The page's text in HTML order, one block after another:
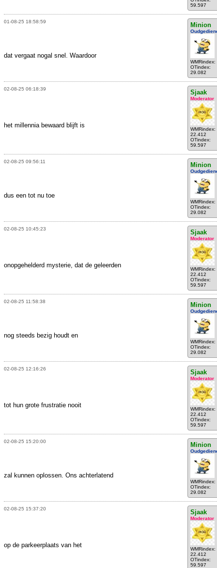
59.597
01-08-25 18:58:59 Minion
WMRindex:
OTindex:
29.082
dat vergaat nogal snel. Waardoor
02-08-25 06:18:39 Sjaak
Moderator
WMRindex:
22.412
OTindex:
59.597
het millennia bewaard blijft is
02-08-25 09:56:11 Minion
WMRindex:
OTindex:
29.082
dus een tot nu toe
02-08-25 10:45:23 Sjaak
Moderator
WMRindex:
22.412
OTindex:
59.597
onopgehelderd mysterie, dat de geleerden
02-08-25 11:58:38 Minion
WMRindex:
OTindex:
29.082
nog steeds bezig houdt en
02-08-25 12:16:26 Sjaak
Moderator
WMRindex:
22.412
OTindex:
59.597
tot hun grote frustratie nooit
02-08-25 15:20:00 Minion
WMRindex:
OTindex:
29.082
zal kunnen oplossen. Ons achterlatend
02-08-25 15:37:20 Sjaak
Moderator
WMRindex:
22.412
OTindex:
59.597
op de parkeerplaats van het